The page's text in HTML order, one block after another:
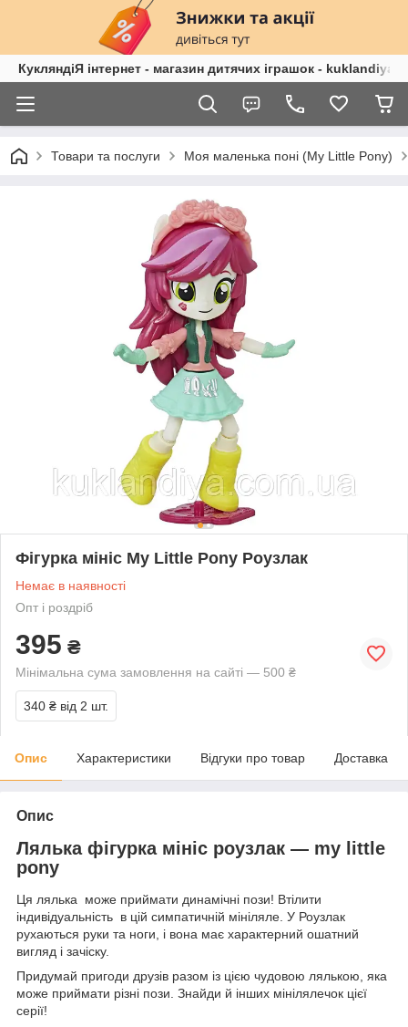
КукляндіЯ інтернет - магазин дитячих іграшок -
Товари та послуги Моя маленька поні (My Lіttle Pony)
Фігурка мініс My Little Pony Роузлак
Немає в наявності
Опт і роздріб
395 ₴
Мінімальна сума замовлення на сайті — 500 ₴
340 ₴ від 2 шт.
Опис Характеристики Відгуки про товар Доставка
Опис
Лялька фігурка мініс роузлак — my little
pony
Ця лялька може приймати динамічні пози! Втілити
індивідуальність в цій симпатичній мініляле. У Роузлак
рухаються руки та ноги, і вона має характерний ошатний
вигляд і зачіску.
Придумай пригоди друзів разом із цією чудовою лялькою, яка
може приймати різні пози. Знайди й інших мінілялечок цієї
серії!